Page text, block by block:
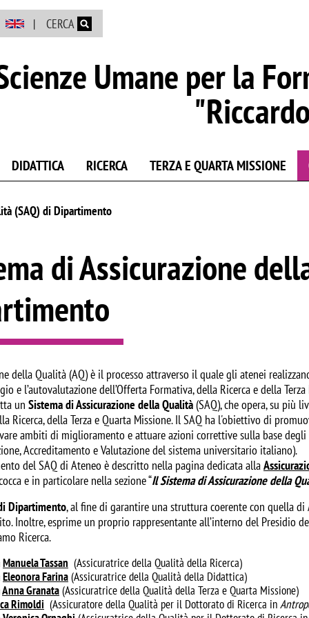
CERCA
Umane per la
DIDATTICA RICERCA TERZA E QUARTA MISSIONE
(SAQ) di Dipartimento
di Assicurazione
della Qualità (AQ) è il processo attraverso il quale gli atenei
e l’autovalutazione dell’Offerta Formativa, della Ricerca e della
un Sistema di Assicurazione della Qualità(SAQ), che opera, su più
Ricerca, della Terza e Quarta Missione. Il SAQ ha l'obiettivo di
ambiti di miglioramento e attuare azioni correttive sulla base
Accreditamento e Valutazione del sistema universitario italiano).
del SAQ di Ateneo è descritto nella pagina dedicata alla
e in particolare nella sezione “Il Sistema di Assicurazione della
Dipartimento, al fine di garantire una struttura coerente con quella di
Inoltre, esprime un proprio rappresentante all’interno del Presidio
Ricerca.
Manuela Tassan (Assicuratrice della Qualità della Ricerca)
Eleonora Farina(Assicuratrice della Qualità della Didattica)
Anna Granata(Assicuratrice della Qualità della Terza e Quarta Missione)
Rimoldi (Assicuratore della Qualità per il Dottorato di Ricerca in